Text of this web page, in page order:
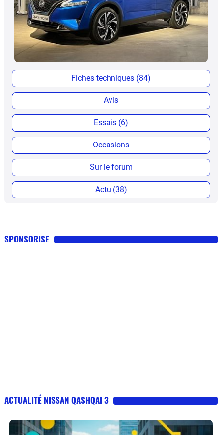
Fiches techniques (84)
Avis
Essais (6)
Occasions
Sur le forum
Actu (38)
SPONSORISE
ACTUALITÉ NISSAN QASHQAI 3